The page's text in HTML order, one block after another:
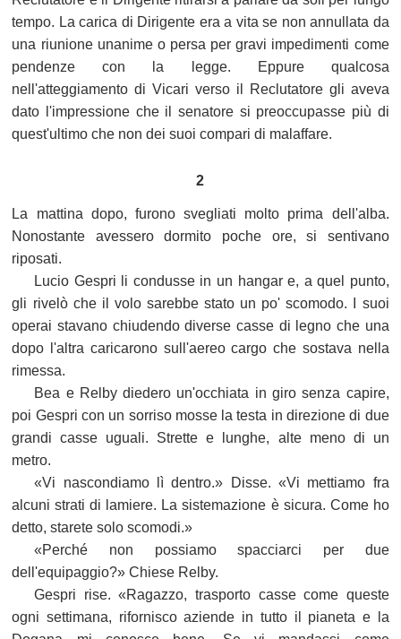
tempo. La carica di Dirigente era a vita se non annullata da
una riunione unanime o persa per gravi impedimenti come
pendenze con la legge. Eppure qualcosa
nell'atteggiamento di Vicari verso il Reclutatore gli aveva
dato l'impressione che il senatore si preoccupasse più di
quest'ultimo che non dei suoi compari di malaffare.
2
La mattina dopo, furono svegliati molto prima dell'alba.
Nonostante avessero dormito poche ore, si sentivano
riposati.
Lucio Gespri li condusse in un hangar e, a quel punto,
gli rivelò che il volo sarebbe stato un po' scomodo. I suoi
operai stavano chiudendo diverse casse di legno che una
dopo l'altra caricarono sull'aereo cargo che sostava nella
rimessa.
Bea e Relby diedero un'occhiata in giro senza capire,
poi Gespri con un sorriso mosse la testa in direzione di due
grandi casse uguali. Strette e lunghe, alte meno di un
metro.
«Vi nascondiamo lì dentro.» Disse. «Vi mettiamo fra
alcuni strati di lamiere. La sistemazione è sicura. Come ho
detto, starete solo scomodi.»
«Perché non possiamo spacciarci per due
dell'equipaggio?» Chiese Relby.
Gespri rise. «Ragazzo, trasporto casse come queste
ogni settimana, rifornisco aziende in tutto il pianeta e la